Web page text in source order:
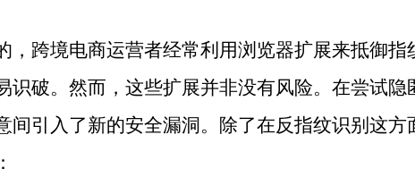
，跨境电商运营者经常利用浏览器扩展来抵御指
识破。然而，这些扩展并非没有风险。在尝试隐
间引入了新的安全漏洞。除了在反指纹识别这